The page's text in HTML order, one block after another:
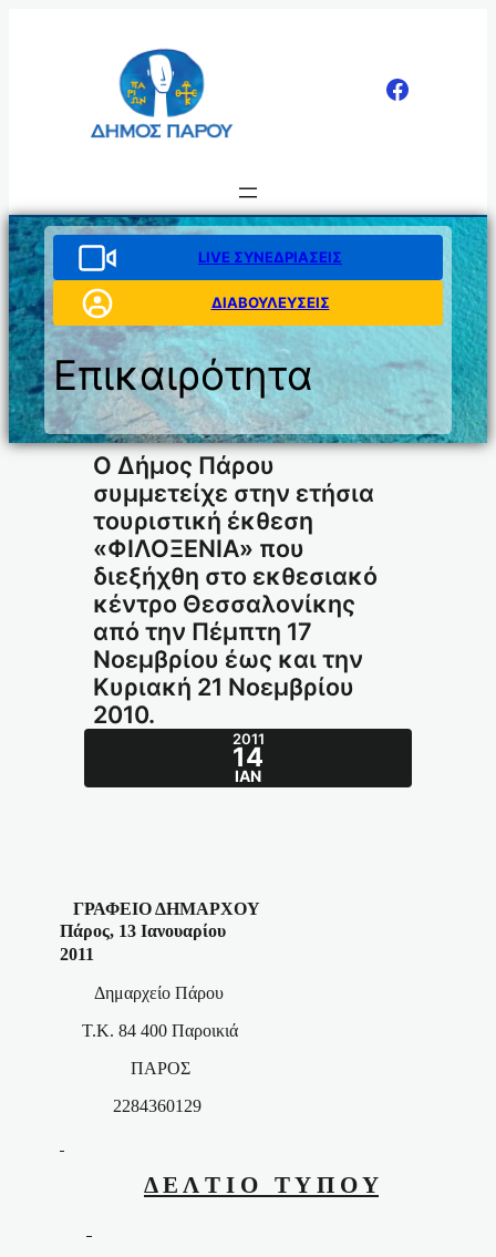
LIVE ΣΥΝΕΔΡΙΑΣΕΙΣ
ΔΙΑΒΟΥΛΕΥΣΕΙΣ
Επικαιρότητα
Ο Δήμος Πάρου
συμμετείχε στην ετήσια
τουριστική έκθεση
«ΦΙΛΟΞΕΝΙΑ» που
διεξήχθη στο εκθεσιακό
κέντρο Θεσσαλονίκης
από την Πέμπτη 17
Νοεμβρίου έως και την
Κυριακή 21 Νοεμβρίου
2010.
2011
14
ΙΑΝ
ΓΡΑΦΕΙΟ ΔΗΜΑΡΧΟΥ
Πάρος, 13 Ιανουαρίου
2011
Δημαρχείο Πάρου
Τ.Κ. 84 400 Παροικιά
ΠΑΡΟΣ
2284360129
Δ Ε Λ Τ Ι Ο Τ Υ Π Ο Υ